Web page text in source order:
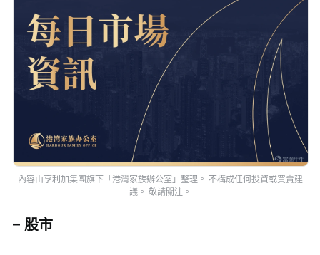
內容由亨利加集團旗下「港灣家族辦公室」整理。 不構成任何投資或買賣建
議。 敬請關注。
– 股市